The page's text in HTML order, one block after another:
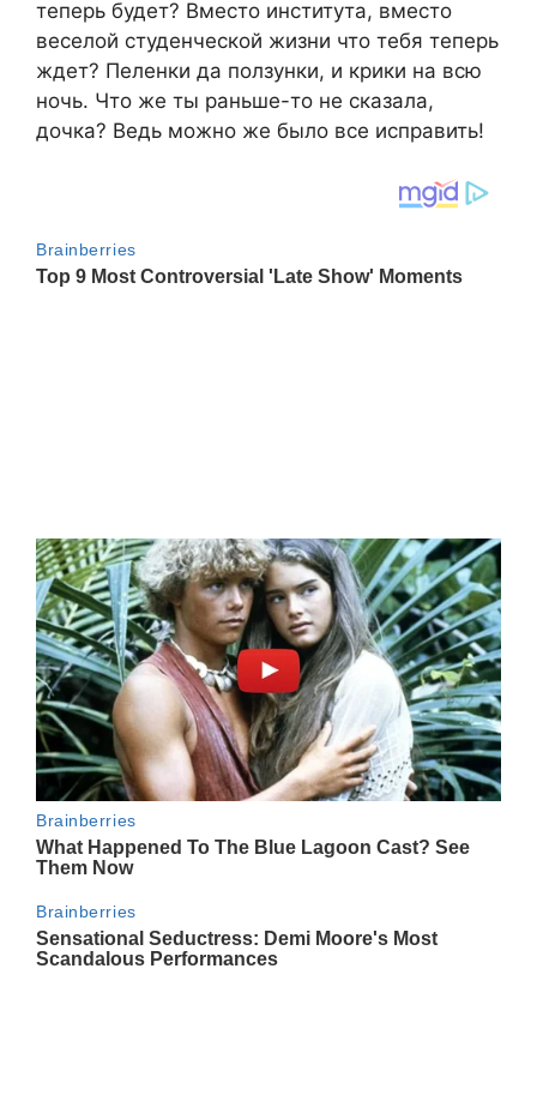
теперь будет? Вместо института, вместо
веселой студенческой жизни что тебя теперь
ждет? Пеленки да ползунки, и крики на всю
ночь. Что же ты раньше-то не сказала,
дочка? Ведь можно же было все исправить!